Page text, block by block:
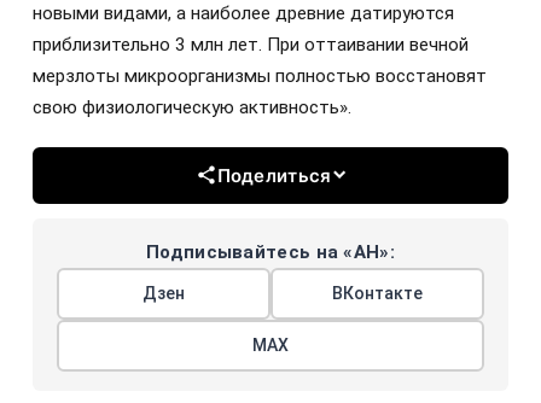
новыми видами, а наиболее древние датируются
приблизительно 3 млн лет. При оттаивании вечной
мерзлоты микроорганизмы полностью восстановят
свою физиологическую активность».
Поделиться
Подписывайтесь на «АН»:
Дзен ВКонтакте
МАХ